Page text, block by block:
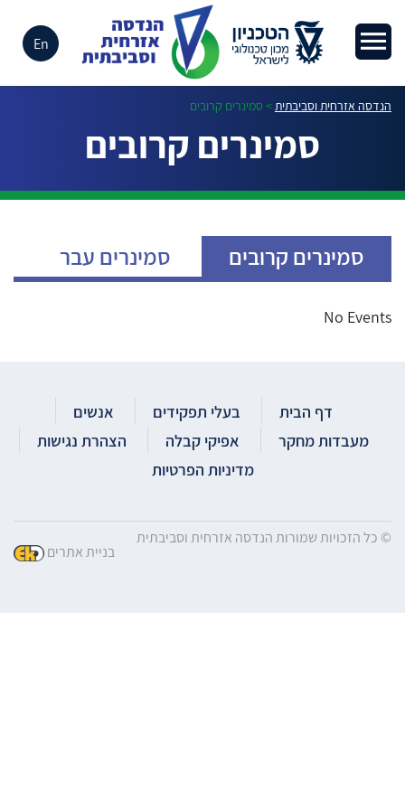
En
הנדסה אזרחית וסביבתית> סמינרים קרובים
סמינרים קרובים
סמינרים קרובים סמינרים עבר
No Events
דף הבית בעלי תפקידים
אנשים
מעבדות מחקר
אפיקי קבלה
הצהרת נגישות
מדיניות הפרטיות
© כל הזכויות שמורות הנדסה אזרחית וסביבתית
בניית אתרים